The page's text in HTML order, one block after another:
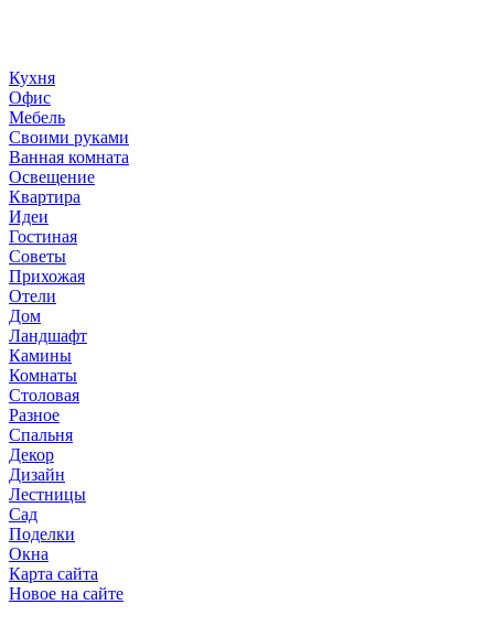
Кухня
Офис
Мебель
Своими руками
Ванная комната
Освещение
Квартира
Идеи
Гостиная
Советы
Прихожая
Отели
Дом
Ландшафт
Камины
Комнаты
Столовая
Разное
Спальня
Декор
Дизайн
Лестницы
Сад
Поделки
Окна
Карта сайта
Новое на сайте